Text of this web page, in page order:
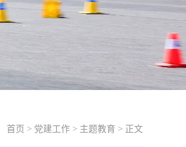
首页 > 党建工作 > 主题教育 > 正文